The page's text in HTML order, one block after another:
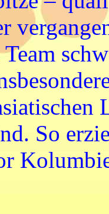
Team
So